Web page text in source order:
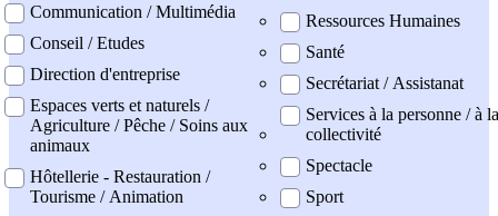
Communication / Multimédia
Conseil / Etudes
Direction d'entreprise
Espaces verts et naturels /
Agriculture / Pêche / Soins aux
animaux
Hôtellerie - Restauration /
Tourisme / Animation
Ressources Humaines
Santé
Secrétariat / Assistanat
Services à la personne / à la
collectivité
Spectacle
Sport